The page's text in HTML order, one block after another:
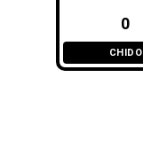
0
CHIDO